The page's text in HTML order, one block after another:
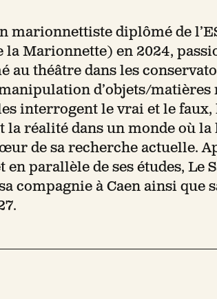
marionnettiste diplômé de
la Marionnette) en 2024,
au théâtre dans les
d’objets/matières
interrogent le vrai et le
réalité dans un monde où la
de sa recherche actuelle.
en parallèle de ses études, Le
compagnie à Caen ainsi que